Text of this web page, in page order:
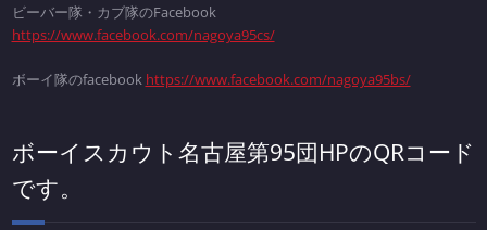
ビーバー隊・カブ隊のFacebook
https://www.facebook.com/nagoya95cs/
ボーイ隊のfacebook https://www.facebook.com/nagoya95bs/
ボーイスカウト名古屋第95団HPのQRコード
です。